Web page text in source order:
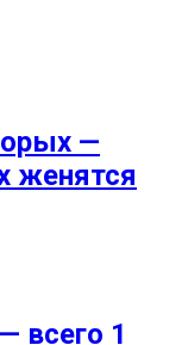
—
женятся
всего 1